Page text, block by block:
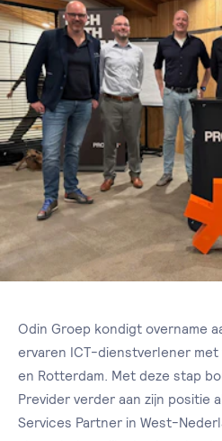
Odin Groep kondigt overname
ervaren ICT-dienstverlener
en Rotterdam. Met deze stap
Previder verder aan zijn positie
Services Partner in West-